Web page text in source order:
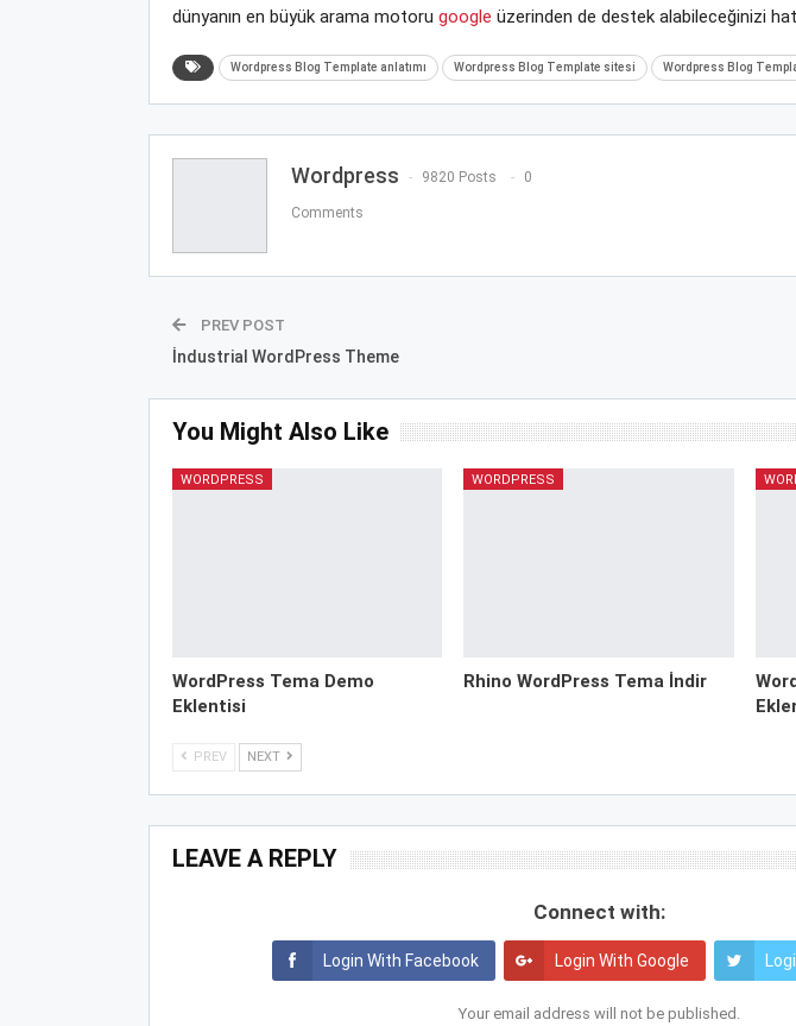
dünyanın en büyük arama motoru google üzerinden de destek alabileceğinizi
Wordpress Blog Template anlatımı Wordpress Blog Template sitesi Wordpress Blog
Wordpress 9820 Posts 0
Comments
PREV POST
İndustrial WordPress Theme
You Might Also Like
WORDPRESS
WordPress Tema Demo
Eklentisi
WORDPRESS
Rhino WordPress Tema İndir
PREV NEXT
LEAVE A REPLY
Connect with:
Login With Facebook Login With Google
Your email address will not be published.